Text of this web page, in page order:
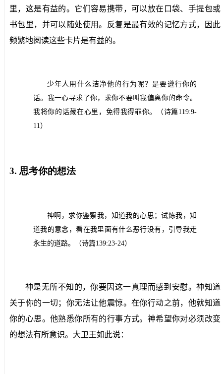
里，这是有益的。它们容易携带，可以放在口袋、手提包或
书包里，并可以随处使用。反复是最有效的记忆方式，因此
频繁地阅读这些卡片是有益的。
少年人用什么洁净他的行为呢？是要遵行你的
话。我一心寻求了你，求你不要叫我偏离你的命令。
我将你的话藏在心里，免得我得罪你。（诗篇 119:9-
11 ）
3. 思考你的想法
神啊，求你鉴察我，知道我的心思；试炼我，知
道我的意念，看在我里面有什么恶行没有，引导我走
永生的道路。（诗篇139:23-24）
神是无所不知的，你要因这一真理而感到安慰。神知道
关于你的一切；你无法让他震惊。在你行动之前，他就知道
你的心思。他熟悉你所有的行事方式。神希望你对必须改变
的想法有所意识。大卫王如此说：